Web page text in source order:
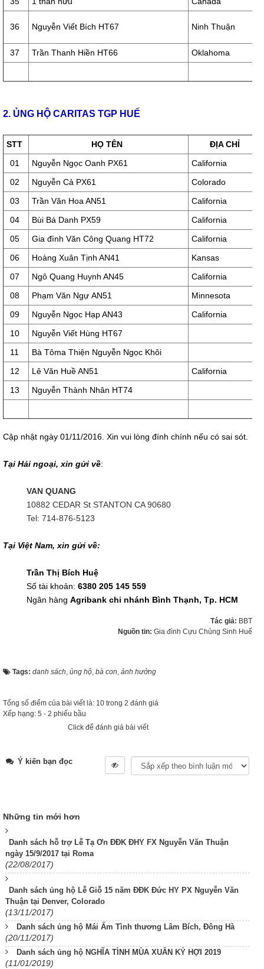
36 Nguyễn Viết Bích HT67 Ninh Thuận
37 Trần Thanh Hiền HT66 Oklahoma
2. ỦNG HỘ CARITAS TGP HUẾ
STT HỌ TÊN
ĐỊA CHỈ
01
Nguyễn Ngọc Oanh PX61
California
02
Nguyễn Cả PX61
Colorado
03
Trần Văn Hoa AN51
California
04
Bùi Bá Danh PX59
California
05
Gia đình Văn Công Quang HT72
California
06
Hoàng Xuân Tịnh AN41
Kansas
07
Ngô Quang Huynh AN45
California
08
Phạm Văn Ngự AN51
Minnesota
09
Nguyễn Ngọc Hạp AN43
California
10
Nguyễn Viết Hùng HT67
11
Bà Tôma Thiện Nguyễn Ngọc Khôi
12
Lê Văn Huề AN51
California
13
Nguyễn Thành Nhân HT74
Cập nhật ngày 01/11/2016. Xin vui lòng đính chính nếu có sai sót.
Tại Hải ngoại, xin gửi về:
VAN QUANG
10882 CEDAR St STANTON CA 90680
Tel: 714-876-5123
Tại Việt Nam, xin gửi về:
Trần Thị Bích Huệ
Số tài khoản: 6380 205 145 559
Ngân hàng Agribank chi nhánh Bình Thạnh, Tp. HCM
Tác giả: BBT
Nguồn tin: Gia đình Cựu Chủng Sinh Huế
Tags: danh sách, ủng hộ, bà con, ảnh hưởng
Tổng số điểm của bài viết là: 10 trong 2 đánh giá
Xếp hạng: 5 - 2 phiếu bầu
Click để đánh giá bài viết
Ý kiến bạn đọc
Những tin mới hơn
Danh sách hỗ trợ Lễ Tạ Ơn ĐĐK ĐHY FX Nguyễn Văn Thuận
ngày 15/9/2017 tại Roma
(22/08/2017)
Danh sách ủng hộ Lễ Giỗ 15 năm ĐĐK Đức HY PX Nguyễn Văn
Thuận tại Denver, Colorado
(13/11/2017)
Danh sách ủng hộ Mái Ấm Tình thương Lâm Bích, Đông Hà
(20/11/2017)
Danh sách ủng hộ NGHĨA TÌNH MÙA XUÂN KỶ HỢI 2019
(11/01/2019)